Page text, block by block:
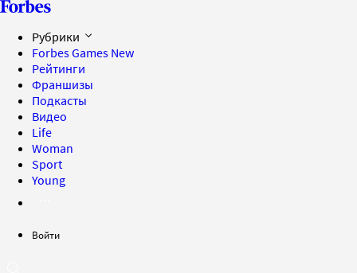
Рубрики
Forbes Games New
Рейтинги
Франшизы
Подкасты
Видео
Life
Woman
Sport
Young
Войти